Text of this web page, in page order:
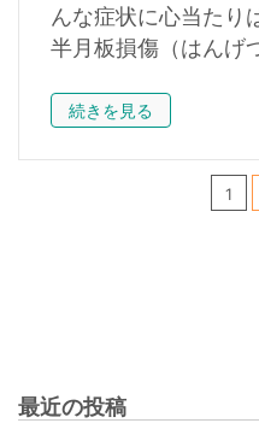
んな症状に心当たり
半月板損傷（はんげ
続きを見る
1
最近の投稿